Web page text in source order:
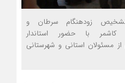
زودهنگام سرطان و
کاشمر با حضور استاندار
مسئولان استانی و شهرستانی